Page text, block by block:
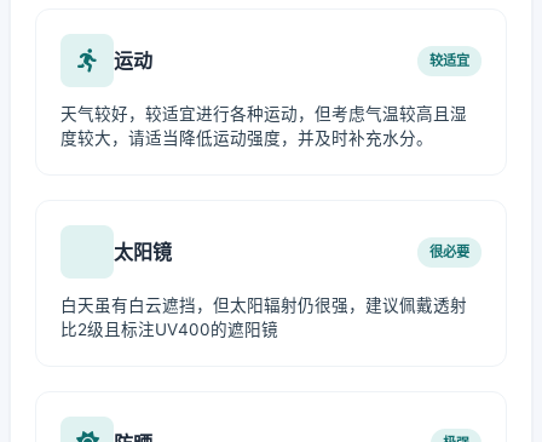
运动 较适宜
天气较好，较适宜进行各种运动，但考虑气温较高且湿
度较大，请适当降低运动强度，并及时补充水分。
太阳镜 很必要
白天虽有白云遮挡，但太阳辐射仍很强，建议佩戴透射
比2级且标注UV400的遮阳镜